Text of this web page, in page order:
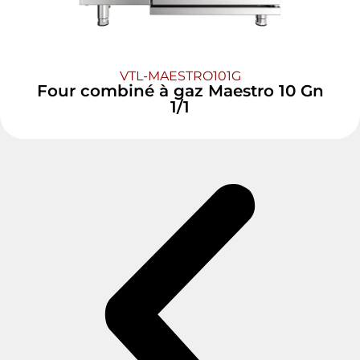
VTL-MAESTRO101G
Four combiné à gaz Maestro 10 Gn
1/1